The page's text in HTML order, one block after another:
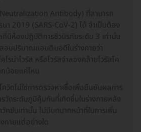
Antibody) ที่สามารถ
นา 2019 (SARS-CoV-2) ได้ จำเป็นต้อง
ที่มีห้องปฏิบัติการชีวนิรภัยระดับ 3 เท่านั้น
อบปริมาณแอนติบอดีในร่างกายว่า
โรน่าไวรัส หรือไวรัสจำลองคล้ายไวรัสโค
กน้อยแค่ไหน
วิดไม่ใช่การตรวจหาเชื้อเพื่อยืนยันผลการ
วัดระดับภูมิคุ้มกันที่เกิดขึ้นในร่างกายหลัง
คซีนเท่านั้น ไม่มีบทบาทหน้าที่ในการเพิ่ม
กายแต่อย่างใด